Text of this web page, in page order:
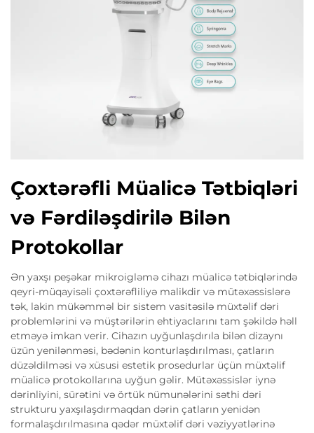
Çoxtərəfli Müalicə Tətbiqləri
və Fərdiləşdirilə Bilən
Protokollar
Ən yaxşı peşəkar mikroigləmə cihazı müalicə tətbiqlərində
qeyri-müqayisəli çoxtərəfliliyə malikdir və mütəxəssislərə
tək, lakin mükəmməl bir sistem vasitəsilə müxtəlif dəri
problemlərini və müştərilərin ehtiyaclarını tam şəkildə həll
etməyə imkan verir. Cihazın uyğunlaşdırıla bilən dizaynı
üzün yenilənməsi, bədənin konturlaşdırılması, çatların
düzəldilməsi və xüsusi estetik prosedurlar üçün müxtəlif
müalicə protokollarına uyğun gəlir. Mütəxəssislər iynə
dərinliyini, sürətini və örtük nümunələrini səthi dəri
strukturu yaxşılaşdırmaqdan dərin çatların yenidən
formalaşdırılmasına qədər müxtəlif dəri vəziyyətlərinə